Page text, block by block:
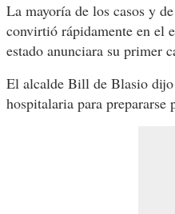
La mayoría de los casos y
convirtió rápidamente en el
estado anunciara su primer
El alcalde Bill de Blasio dijo
hospitalaria para prepararse